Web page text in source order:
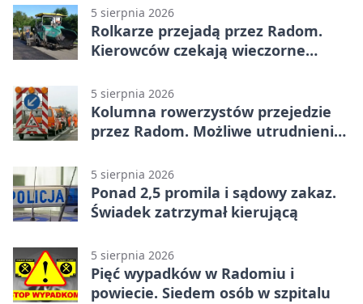
5 sierpnia 2026
Rolkarze przejadą przez Radom.
Kierowców czekają wieczorne
5 sierpnia 2026
Kolumna rowerzystów przejedzie
przez Radom. Możliwe utrudnienia
5 sierpnia 2026
Ponad 2,5 promila i sądowy zakaz.
Świadek zatrzymał kierującą
5 sierpnia 2026
Pięć wypadków w Radomiu i
powiecie. Siedem osób w szpitalu